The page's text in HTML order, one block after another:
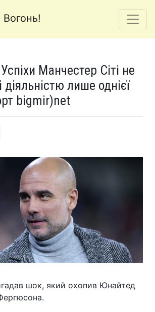
Манчестер Сіті не
діяльністю лише однієї
bigmir)net
шок, який охопив Юнайтед